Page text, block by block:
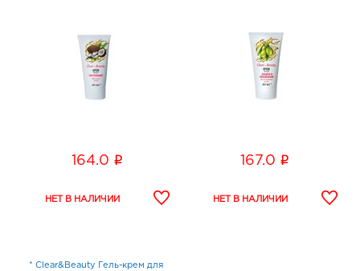
164.0 i 167.0 i
* Clear&Beauty Гель-крем для